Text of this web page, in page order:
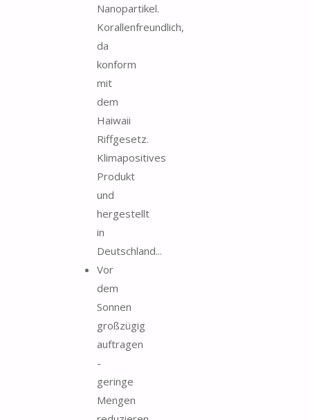
Nanopartikel.
Korallenfreundlich,
da
konform
mit
dem
Haiwaii
Riffgesetz.
Klimapositives
Produkt
und
hergestellt
in
Deutschland...
Vor
dem
Sonnen
großzügig
auftragen
-
geringe
Mengen